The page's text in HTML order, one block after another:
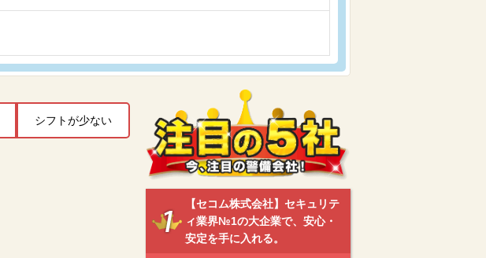
シフトが少ない
【セコム株式会社】セキュリテ
ィ業界№1の大企業で、安心・
安定を手に入れる。